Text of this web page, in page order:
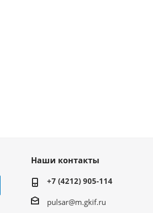
Наши контакты
+7 (4212) 905-114
pulsar@m.gkif.ru